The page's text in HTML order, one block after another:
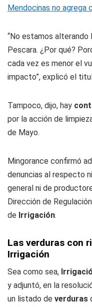
Mendocinas no agrega
“No estamos alterando
Pescara. ¿Por qué?
cada vez es menor el
impacto”, explicó el
Tampoco, dijo, hay
por la acción de
de Mayo.
Mingorance confirmó
denuncias al respecto
general ni de
Dirección de
de Irrigación.
Las verduras con
Irrigación
Sea como sea,
y adjuntó, en la
un listado de verduras